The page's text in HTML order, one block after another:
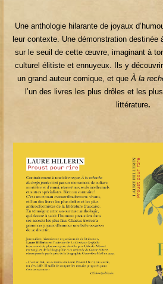
Une anthologie hilarante de joyaux
leur contexte. Une démonstration
sur le seuil de cette œuvre, imaginant à
culturel élitiste et ennuyeux. Ils y
un grand auteur comique, et que À la
l’un des livres les plus drôles et les
littérature.